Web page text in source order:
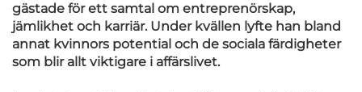
gästade för ett samtal om entreprenörskap,
jämlikhet och karriär. Under kvällen lyfte han bland
annat kvinnors potential och de sociala färdigheter
som blir allt viktigare i affärslivet.